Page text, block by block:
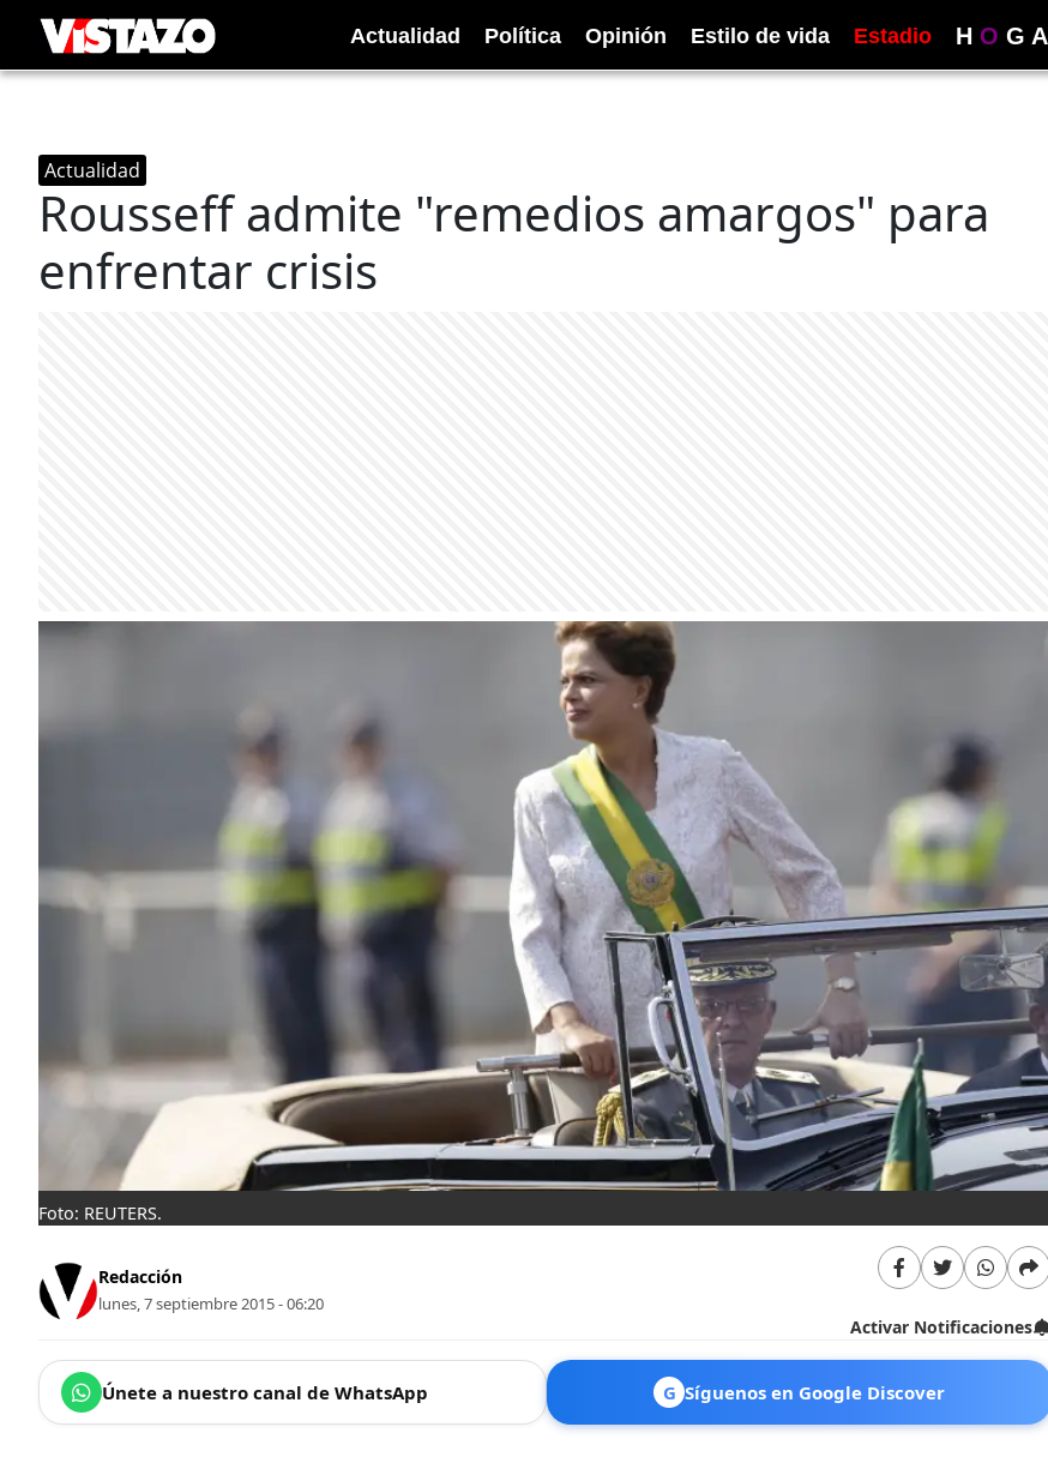
Actualidad Política Opinión Estilo de vida Estadio H O G A
Actualidad
Rousseff admite "remedios amargos" para
enfrentar crisis
Foto: REUTERS.
Redacción
lunes, 7 septiembre 2015 - 06:20
Activar Notificaciones
Únete a nuestro canal de WhatsApp G Síguenos en Google Discover